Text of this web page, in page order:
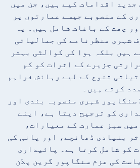
جدید اقدامات کیے ہیں، جن میں
کے منصوبے جیسے عمارتوں پر
چھت کے باغات شامل ہیں۔ یہ
شہری منظرنامے کی جمالیاتی
ہیں بلکہ ہوا کی کوالٹی بہتر
جزیرے کے اثرات کو کم
تنوع کے لیے رہائش فراہم
کرتے ہیں۔
: سنگاپور شہری منصوبہ بندی اور
کو ترجیح دیتا ہے، اپنے
سبز عمارت کے معیارات،
بنیادی ڈھانچے، اور پانی کی
کو شامل کرتا ہے۔ پائیداری
کی عزم سنگاپور گرین پلان